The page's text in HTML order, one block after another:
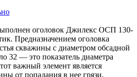
оголовок Джилекс ОСП 130-
Предназначением оголовка
скважины с диаметром обсадной
32 — это показатель диаметра
важный элемент является
от попадания в нее грязи.